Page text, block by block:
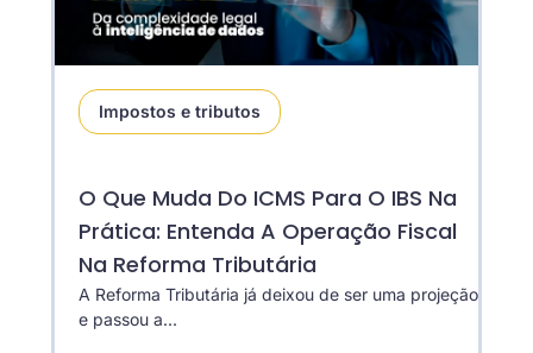
Impostos e tributos
O Que Muda Do ICMS Para O IBS Na
Prática: Entenda A Operação Fiscal
Na Reforma Tributária
A Reforma Tributária já deixou de ser uma projeção
e passou a...